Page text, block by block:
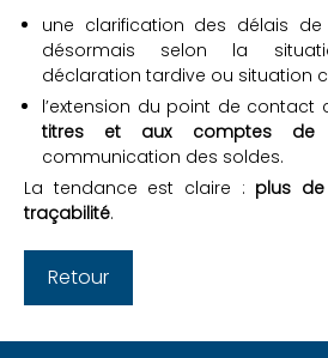
une clarification des délais
désormais selon la
déclaration tardive ou situation
l’extension du point de contact
titres et aux comptes de
communication des soldes.
La tendance est claire : plus
traçabilité.
Retour